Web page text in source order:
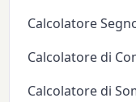
Calcolatore
Calcolatore di
Calcolatore di